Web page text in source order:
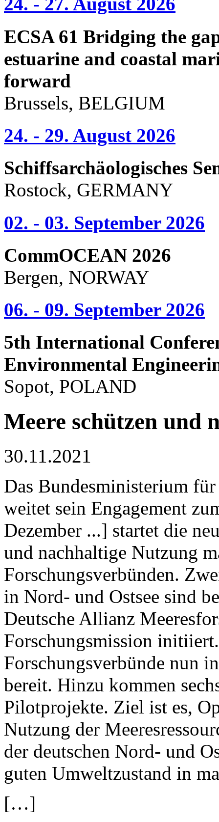
ECSA 61 Bridging the
estuarine and coastal
forward
Brussels, BELGIUM
24. - 29. August 2026
Schiffsarchäologisches
Rostock, GERMANY
02. - 03. September 2026
CommOCEAN 2026
Bergen, NORWAY
06. - 09. September 2026
5th International
Environmental
Sopot, POLAND
Meere schützen und
30.11.2021
Das Bundesministerium
weitet sein Engagement
Dezember ...] startet die
und nachhaltige Nutzung
Forschungsverbünden.
in Nord- und Ostsee sind
Deutsche Allianz
Forschungsmission
Forschungsverbünde nun
bereit. Hinzu kommen
Pilotprojekte. Ziel ist es,
Nutzung der
der deutschen Nord- und
guten Umweltzustand in
[…]